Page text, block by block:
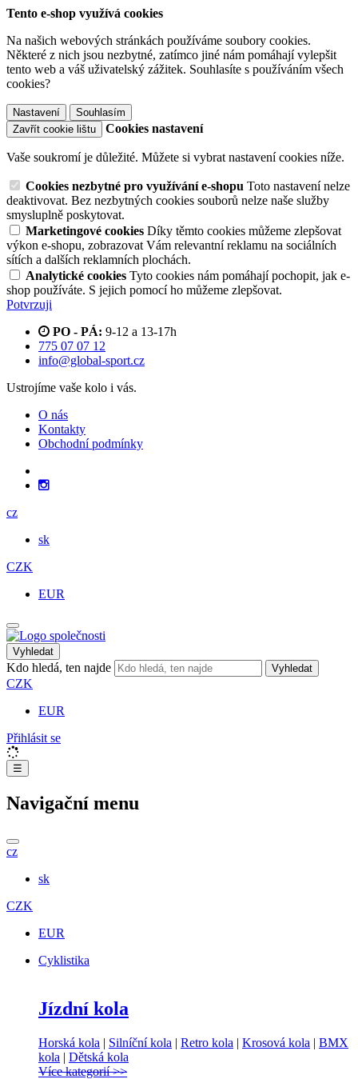
Tento e-shop využívá cookies
Na našich webových stránkách používáme soubory cookies.
Některé z nich jsou nezbytné, zatímco jiné nám pomáhají vylepšit
tento web a váš uživatelský zážitek. Souhlasíte s používáním všech
cookies?
Nastavení
Souhlasím
Zavřít cookie lištu
Cookies nastavení
Vaše soukromí je důležité. Můžete si vybrat nastavení cookies níže.
Cookies nezbytné pro využívání e-shopu Toto nastavení nelze
deaktivovat. Bez nezbytných cookies souborů nelze naše služby
smysluplně poskytovat.
Marketingové cookies Díky těmto cookies můžeme zlepšovat
výkon e-shopu, zobrazovat Vám relevantní reklamu na sociálních
sítích a dalších reklamních plochách.
Analytické cookies Tyto cookies nám pomáhají pochopit, jak e-
shop používáte. S jejich pomocí ho můžeme zlepšovat.
Potvrzuji
PO - PÁ: 9-12 a 13-17h
775 07 07 12
info@global-sport.cz
Ustrojíme vaše kolo i vás.
O nás
Kontakty
Obchodní podmínky
cz
sk
CZK
EUR
Vyhledat
Kdo hledá, ten najde Vyhledat
CZK
EUR
Přihlásit se
☰
Navigační menu
cz
sk
CZK
EUR
Cyklistika
Jízdní kola
Horská kola | Silníční kola | Retro kola | Krosová kola | BMX
kola | Dětská kola
Více kategorií >>